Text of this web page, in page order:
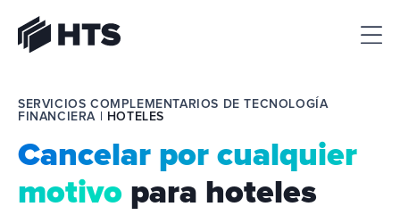
SERVICIOS COMPLEMENTARIOS DE TECNOLOGÍA
FINANCIERA |
HOTELES
Cancelar por cualquier
motivo para hoteles